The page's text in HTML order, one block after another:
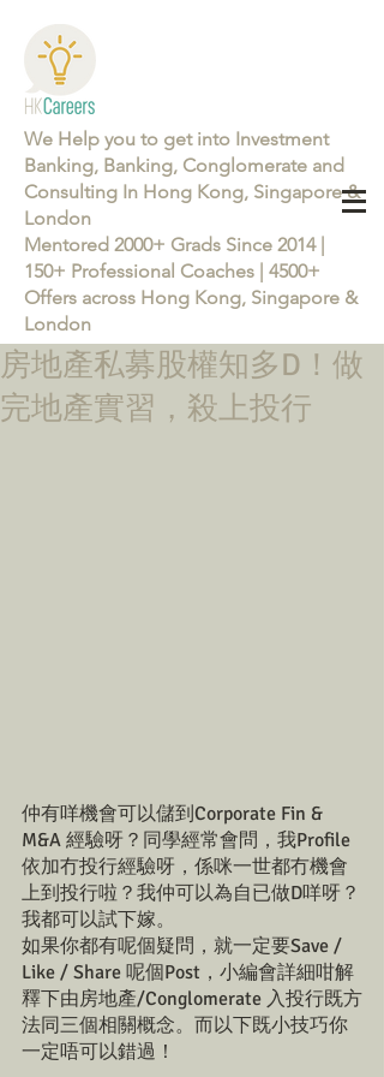
We Help you to get into Investment
Banking, Banking, Conglomerate and
Consulting In Hong Kong, Singapore &
London
Mentored 2000+ Grads Since 2014 |
150+ Professional Coaches | 4500+
Offers across Hong Kong, Singapore &
London
Learn more about the Career Training Program 26/27
房地產私募股權知多D！做
完地產實習，殺上投行
仲有咩機會可以儲到Corporate Fin &
M&A 經驗呀？同學經常會問，我Profile
依加冇投行經驗呀，係咪一世都冇機會
上到投行啦？我仲可以為自已做D咩呀？
我都可以試下嫁。
如果你都有呢個疑問，就一定要Save /
Like / Share 呢個Post，小編會詳細咁解
釋下由房地產/Conglomerate 入投行既方
法同三個相關概念。而以下既小技巧你
一定唔可以錯過！